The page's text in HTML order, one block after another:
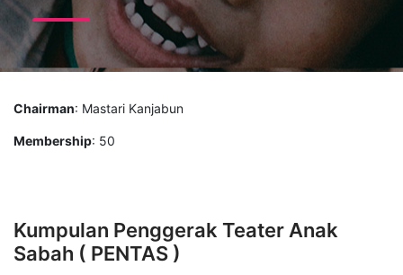
Chairman: Mastari Kanjabun
Membership: 50
Kumpulan Penggerak Teater Anak
Sabah ( PENTAS )